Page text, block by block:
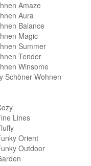
Amaze
Aura
Balance
Magic
Summer
Tender
Winsome
Schöner Wohnen
Lines
Orient
Outdoor